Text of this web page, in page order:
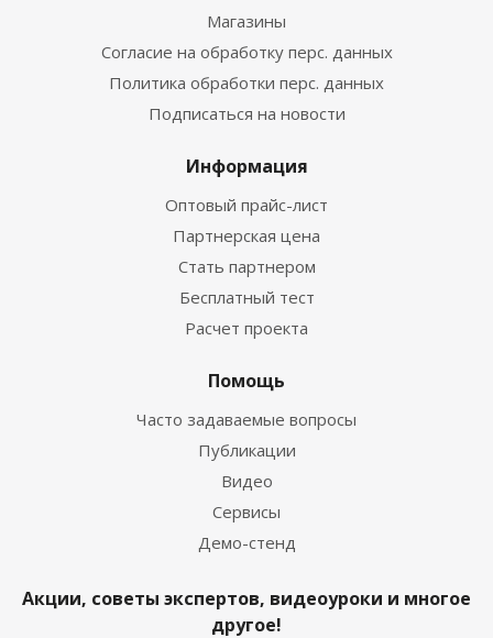
Магазины
Согласие на обработку перс. данных
Политика обработки перс. данных
Подписаться на новости
Информация
Оптовый прайс-лист
Партнерская цена
Стать партнером
Бесплатный тест
Расчет проекта
Помощь
Часто задаваемые вопросы
Публикации
Видео
Сервисы
Демо-стенд
Акции, советы экспертов, видеоуроки и многое
другое!